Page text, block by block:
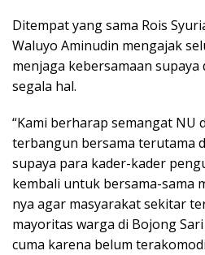
Ditempat yang sama Rois
Waluyo Aminudin mengajak
menjaga kebersamaan
segala hal.
“Kami berharap semangat NU
terbangun bersama terutama
supaya para kader-kader
kembali untuk bersama-sama
nya agar masyarakat sekitar
mayoritas warga di Bojong
cuma karena belum